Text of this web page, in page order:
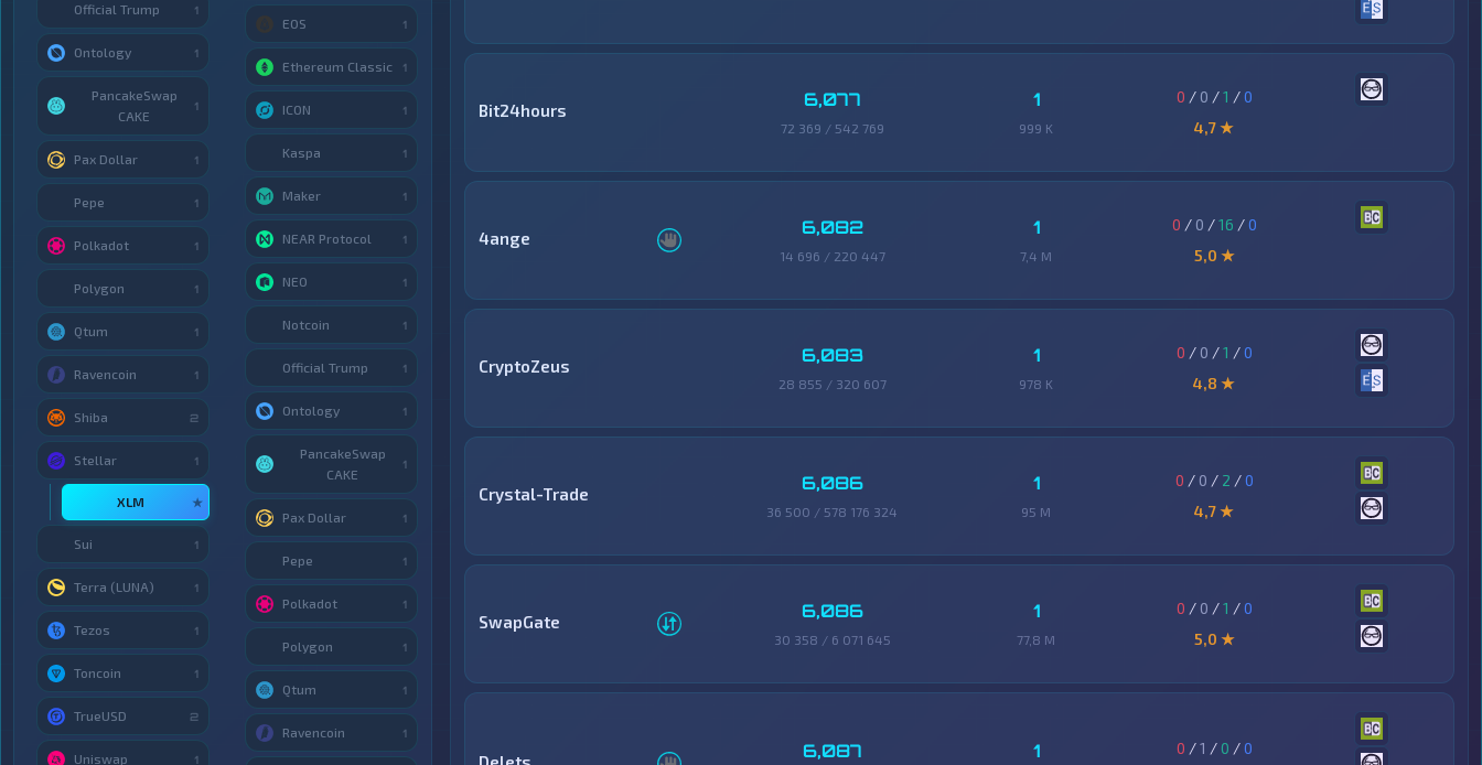
Bit24hours 6,077
72 369 / 542 769
1
999 K
0 / 0 /1 /0
4,7 ★
4ange 6,082
14 696 / 220 447
1
7,4 M
0 / 0 /16 /0
5,0 ★
CryptoZeus 6,083
28 855 / 320 607
1
978 K
0 / 0 /1 /0
4,8 ★
Crystal-Trade 6,086
36 500 / 578 176 324
1
95 M
0 / 0 / 2 /0
4,7 ★
SwapGate 6,086
30 358 / 6 071 645
1
77,8 M
0 / 0 /1 /0
5,0 ★
6,087 1 0 /1 / 0 /0
Official Trump 1
Ontology 1
PancakeSwap
CAKE
1
Pax Dollar 1
Pepe 1
Polkadot 1
Polygon 1
Qtum 1
Ravencoin 1
Shiba 2
Stellar 1
XLM ★
Sui 1
Terra (LUNA) 1
Tezos 1
Toncoin 1
TrueUSD 2
Uniswap 1
EOS 1
Ethereum Classic 1
ICON 1
Kaspa 1
Maker 1
NEAR Protocol 1
NEO 1
Notcoin 1
Official Trump 1
Ontology 1
PancakeSwap
CAKE
1
Pax Dollar 1
Pepe 1
Polkadot 1
Polygon 1
Qtum 1
Ravencoin 1